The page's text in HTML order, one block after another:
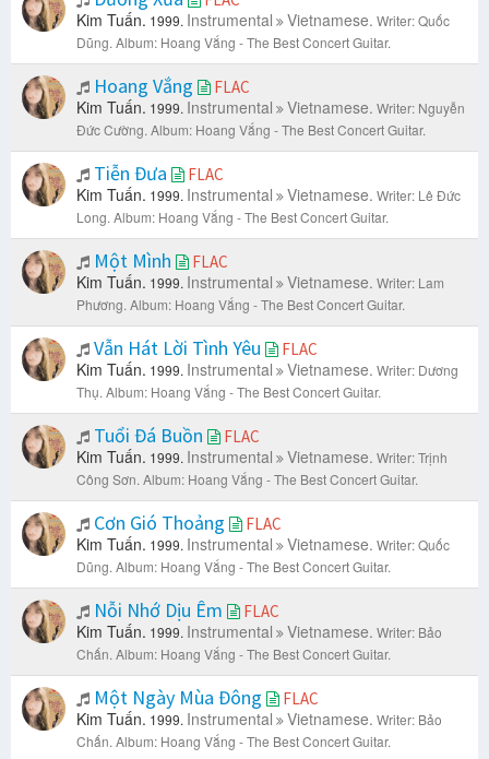
Kim Tuấn. 1999. Instrumental Vietnamese. Writer: Quốc
Dũng. Album: Hoang Vắng - The Best Concert Guitar.
Hoang Vắng FLAC
Kim Tuấn. 1999. Instrumental Vietnamese. Writer: Nguyễn
Đức Cường. Album: Hoang Vắng - The Best Concert Guitar.
Tiễn Đưa FLAC
Kim Tuấn. 1999. Instrumental Vietnamese. Writer: Lê Đức
Long. Album: Hoang Vắng - The Best Concert Guitar.
Một Mình FLAC
Kim Tuấn. 1999. Instrumental Vietnamese. Writer: Lam
Phương. Album: Hoang Vắng - The Best Concert Guitar.
Vẫn Hát Lời Tình Yêu FLAC
Kim Tuấn. 1999. Instrumental Vietnamese. Writer: Dương
Thụ. Album: Hoang Vắng - The Best Concert Guitar.
Tuổi Đá Buồn FLAC
Kim Tuấn. 1999. Instrumental Vietnamese. Writer: Trịnh
Công Sơn. Album: Hoang Vắng - The Best Concert Guitar.
Cơn Gió Thoảng FLAC
Kim Tuấn. 1999. Instrumental Vietnamese. Writer: Quốc
Dũng. Album: Hoang Vắng - The Best Concert Guitar.
Nỗi Nhớ Dịu Êm FLAC
Kim Tuấn. 1999. Instrumental Vietnamese. Writer: Bảo
Chấn. Album: Hoang Vắng - The Best Concert Guitar.
Một Ngày Mùa Đông FLAC
Kim Tuấn. 1999. Instrumental Vietnamese. Writer: Bảo
Chấn. Album: Hoang Vắng - The Best Concert Guitar.